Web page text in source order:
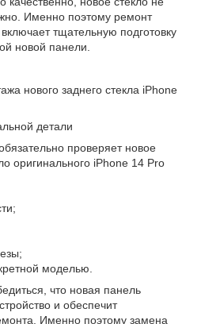
Именно поэтому ремонт
тщательную подготовку
новой панели.
нового заднего стекла iPhone
детали
проверяет новое
оригинального iPhone 14 Pro
моделью.
что новая панель
и обеспечит
Именно поэтому замена